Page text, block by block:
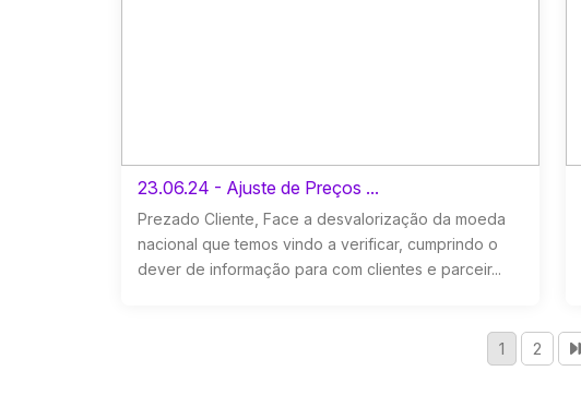
23.06.24 - Ajuste de Preços ...
Prezado Cliente, Face a desvalorização da moeda
nacional que temos vindo a verificar, cumprindo o
dever de informação para com clientes e parceir...
1 2